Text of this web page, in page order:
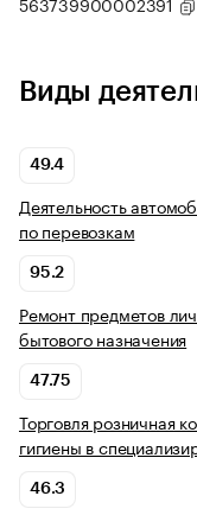
Виды
49.4
Деятельность
по перевозкам
95.2
Ремонт предметов
бытового назначения
47.75
Торговля розничная
гигиены в
46.3